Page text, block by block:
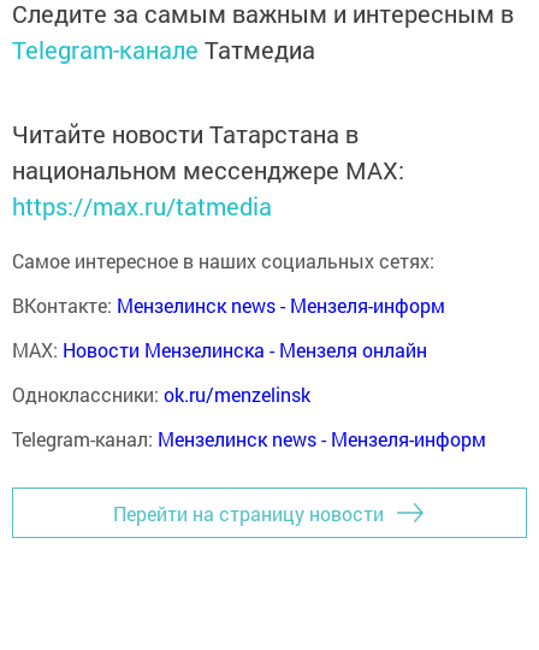
Следите за самым важным и интересным в
Telegram-канале Татмедиа
Читайте новости Татарстана в
национальном мессенджере MАХ:
https://max.ru/tatmedia
Самое интересное в наших социальных сетях:
ВКонтакте: Мензелинск news - Мензеля-информ
MAX: Новости Мензелинска - Мензеля онлайн
Одноклассники: ok.ru/menzelinsk
Telegram-канал: Мензелинск news - Мензеля-информ
Перейти на страницу новости